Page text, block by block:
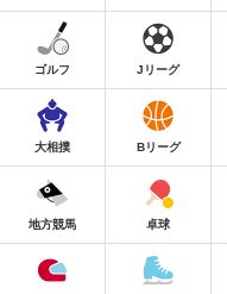
ゴルフ Jリーグ
大相撲 Bリーグ
地方競馬 卓球